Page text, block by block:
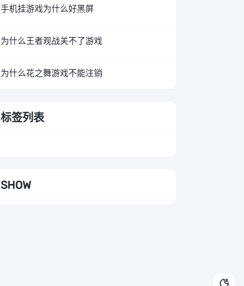
手机挂游戏为什么好黑屏
为什么王者观战关不了游戏
为什么花之舞游戏不能注销
标签列表
SHOW